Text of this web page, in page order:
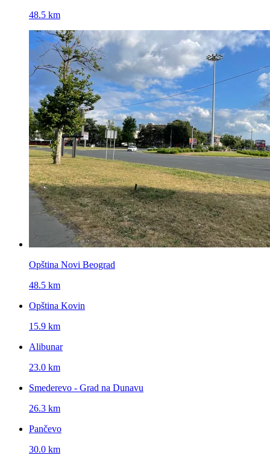
48.5 km
Opština Novi Beograd
48.5 km
Opština Kovin
15.9 km
Alibunar
23.0 km
Smederevo - Grad na Dunavu
26.3 km
Pančevo
30.0 km